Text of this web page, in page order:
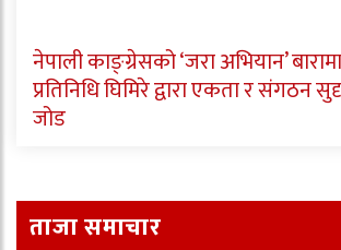
नेपाली काङ्ग्रेसको ‘जरा अभियान’
प्रतिनिधि घिमिरे द्वारा एकता र संगठन
जोड
ताजा समाचार